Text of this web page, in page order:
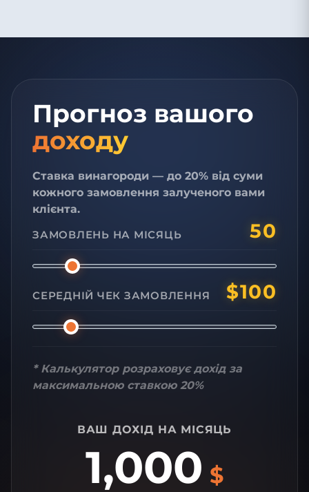
Прогноз вашого
доходу
Ставка винагороди — до 20% від суми
кожного замовлення залученого вами
клієнта.
ЗАМОВЛЕНЬ НА МІСЯЦЬ
50
СЕРЕДНІЙ ЧЕК ЗАМОВЛЕННЯ $100
* Калькулятор розраховує дохід за
максимальною ставкою 20%
ВАШ ДОХІД НА МІСЯЦЬ
1,000 $